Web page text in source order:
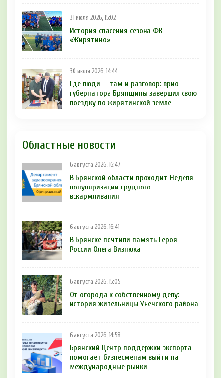
31 июля 2026, 15:02
История спасения сезона ФК
«Жирятино»
30 июля 2026, 14:44
Где люди — там и разговор: врио
губернатора Брянщины завершил свою
поездку по жирятинской земле
Областные новости
6 августа 2026, 16:47
В Брянской области проходит Неделя
популяризации грудного
вскармливания
6 августа 2026, 16:41
В Брянске почтили память Героя
России Олега Визнюка
6 августа 2026, 15:05
От огорода к собственному делу:
история жительницы Унечского района
6 августа 2026, 14:58
Брянский Центр поддержки экспорта
помогает бизнесменам выйти на
международные рынки